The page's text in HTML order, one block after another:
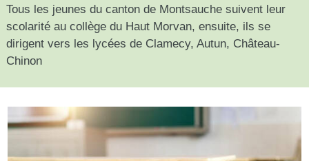
Tous les jeunes du canton de Montsauche suivent leur
scolarité au collège du Haut Morvan, ensuite, ils se
dirigent vers les lycées de Clamecy, Autun, Château-
Chinon